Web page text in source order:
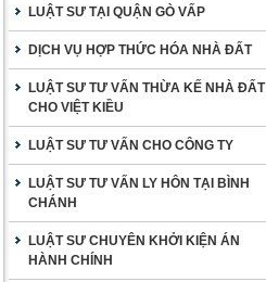
LUẬT SƯ TẠI QUẬN GÒ VẤP
DỊCH VỤ HỢP THỨC HÓA NHÀ ĐẤT
LUẬT SƯ TƯ VẤN THỪA KẾ NHÀ ĐẤT
CHO VIỆT KIỀU
LUẬT SƯ TƯ VẤN CHO CÔNG TY
LUẬT SƯ TƯ VẤN LY HÔN TẠI BÌNH
CHÁNH
LUẬT SƯ CHUYÊN KHỞI KIỆN ÁN
HÀNH CHÍNH